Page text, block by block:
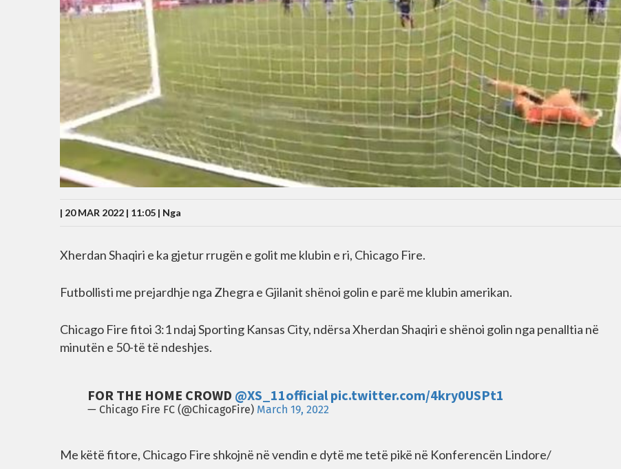
| 20 MAR 2022 | 11:05 | Nga
Xherdan Shaqiri e ka gjetur rrugën e golit me klubin e ri, Chicago Fire.
Futbollisti me prejardhje nga Zhegra e Gjilanit shënoi golin e parë me klubin amerikan.
Chicago Fire fitoi 3:1 ndaj Sporting Kansas City, ndërsa Xherdan Shaqiri e shënoi golin nga penalltia në
minutën e 50-të të ndeshjes.
FOR THE HOME CROWD @XS_11official pic.twitter.com/4kry0USPt1
— Chicago Fire FC (@ChicagoFire) March 19, 2022
Me këtë fitore, Chicago Fire shkojnë në vendin e dytë me tetë pikë në Konferencën Lindore/